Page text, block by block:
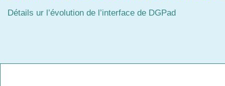
Détails ur l’évolution de l’interface de DGPad